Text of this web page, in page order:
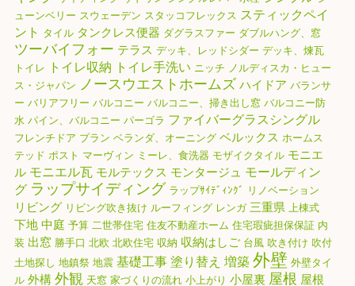
ューンベリー スウェーデン スタッコフレックス スティックペイ
ント タイル タンクレス便器 ダグラスファー ダブルハング、窓
ツーバイフォー テラス デッキ、レッドシダー デッキ、煉瓦
トイレ トイレ収納 トイレ手洗い ニッチ ノルディスカ・ヒュー
ス・ジャパン ノースウエストホームズハイドア バランサ
ー バリアフリー バルコニー バルコニー、掃き出し窓 バルコニー防
水 パイン、バルコニー パーゴラ ファイバーグラスシングル
フレンチドア プラン ベランダ、オーニング ベルックス ホームス
テッド ポスト マーヴィン ミーレ、食洗器 モザイクタイル モニエ
ル モニエル瓦 モルテックス モンタージュ モールディン
グ ラップサイディング ラップｻｲﾃﾞｨﾝｸﾞ リノベーション
リビング リビング吹き抜け ルーフィング レンガ 三重県 上棟式
下地中庭 予算 二世帯住宅 住友不動産ホーム 住宅瑕疵担保保証 内
装 出窓 勝手口 北欧 北欧住宅 収納 収納はしご 台風 吹き付け 吹付
土地探し 地鎮祭 地震 基礎工事塗り替え 増築外壁 外壁タイ
ル 外構外観 天窓 家づくりの流れ 小上がり 小屋裏 屋根 屋根